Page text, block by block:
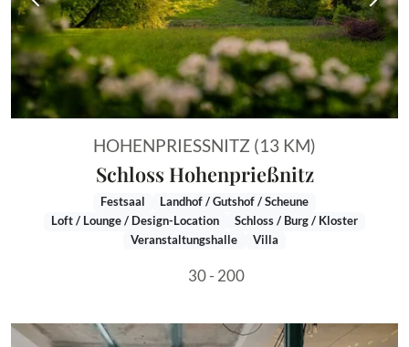
Vorheriges Bild
HOHENPRIESSNITZ (13 KM)
Schloss Hohenprießnitz
Festsaal
Landhof / Gutshof / Scheune
Loft / Lounge / Design-Location
Schloss / Burg / Kloster
Veranstaltungshalle
Villa
30 - 200